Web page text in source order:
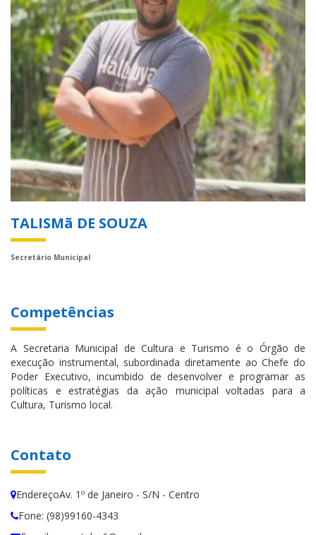
TALISMã DE SOUZA
Secretário Municipal
Competências
A Secretaria Municipal de Cultura e Turismo é o Órgão de
execução instrumental, subordinada diretamente ao Chefe do
Poder Executivo, incumbido de desenvolver e programar as
políticas e estratégias da ação municipal voltadas para a
Cultura, Turismo local.
Contato
EndereçoAv. 1º de Janeiro - S/N - Centro
Fone: (98)99160-4343